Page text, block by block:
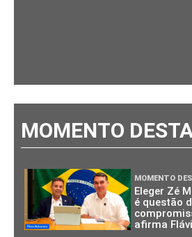
MOMENTO
MOMENTO
Eleger Zé
é questão
afirma